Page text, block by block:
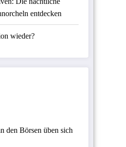
entdecken
wieder?
den Börsen üben sich